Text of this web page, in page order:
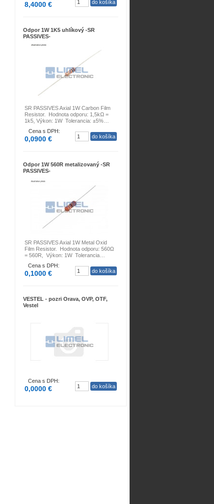
8,4000 €
Odpor 1W 1K5 uhlíkový -SR
PASSIVES-
SR PASSIVES Axial 1W Carbon Film
Resistor. Hodnota odporu: 1,5kΩ =
1k5, Výkon: 1W Tolerancia: ±5%…
Cena s DPH:
0,0900 €
Odpor 1W 560R metalizovaný -SR
PASSIVES-
SR PASSIVES Axial 1W Metal Oxid
Film Resistor. Hodnota odporu: 560Ω
= 560R, Výkon: 1W Tolerancia…
Cena s DPH:
0,1000 €
VESTEL - pozri Orava, OVP, OTF,
Vestel
Cena s DPH:
0,0000 €